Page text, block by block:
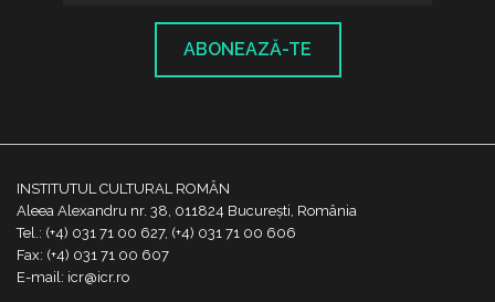
ABONEAZĂ-TE
INSTITUTUL CULTURAL ROMÂN
Aleea Alexandru nr. 38, 011824 București, România
Tel.: (+4) 031 71 00 627, (+4) 031 71 00 606
Fax: (+4) 031 71 00 607
E-mail: icr@icr.ro